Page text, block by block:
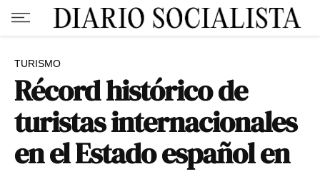
TURISMO
Récord histórico de
turistas internacionales
en el Estado español en